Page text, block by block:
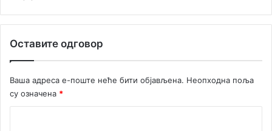
Оставите одговор
Ваша адреса е-поште неће бити објављена. Неопходна поља
су означена *